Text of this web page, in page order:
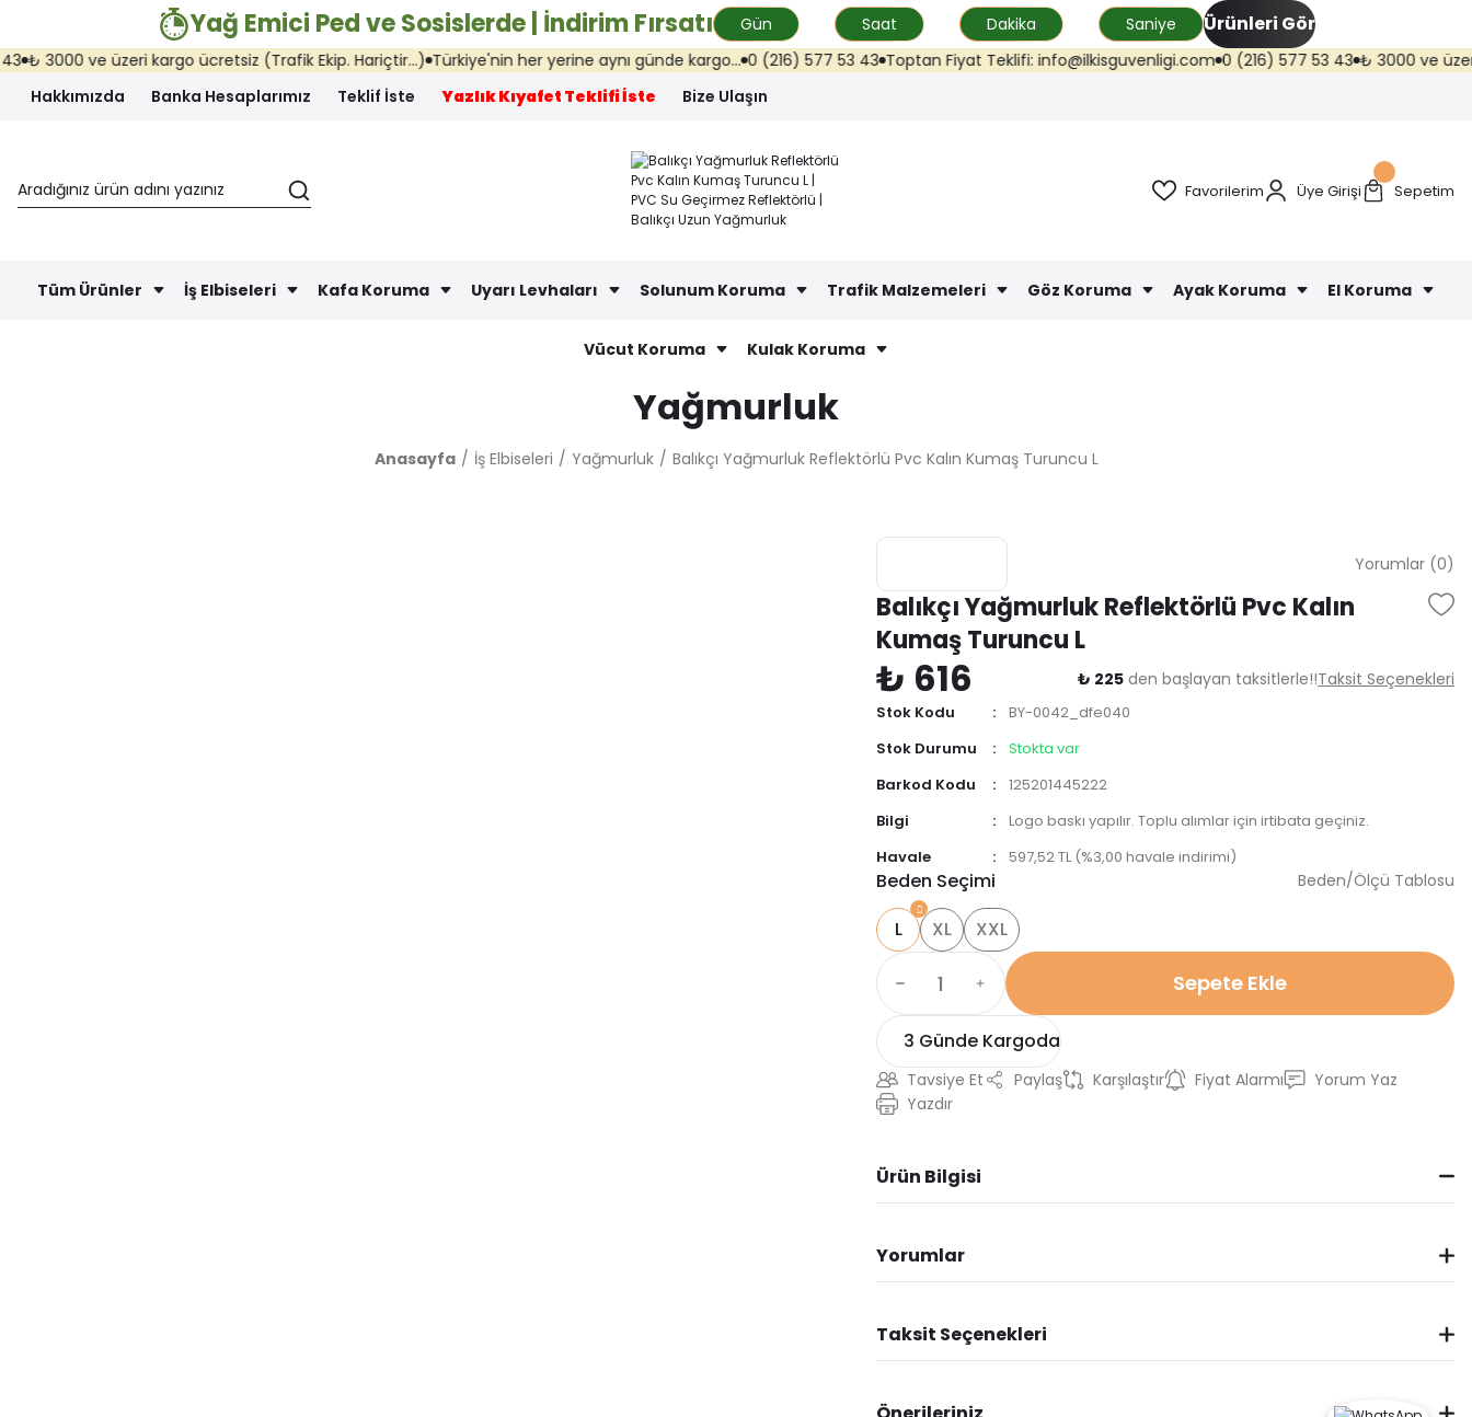
Yağ Emici Ped ve Sosislerde | İndirim Fırsatı Gün Saat Dakika Saniye Ürünleri Gör
ve üzeri kargo ücretsiz (Trafik Ekip. Hariçtir...) Türkiye'nin her yerine aynı günde kargo... 0 (216) 577 53 43 Toptan Fiyat Teklifi: info@ilkisguvenligi.com 0 (216) 577 53 43 ₺ 3000 ve üzeri
Hakkımızda
Banka Hesaplarımız Teklif İste Yazlık Kıyafet Teklifi İste Bize Ulaşın
Favorilerim Üye Girişi Sepetim
Tüm Ürünler İş Elbiseleri Kafa Koruma Uyarı Levhaları Solunum Koruma Trafik Malzemeleri Göz Koruma Ayak Koruma El Koruma
Vücut Koruma Kulak Koruma
Yağmurluk
Anasayfa İş Elbiseleri Yağmurluk Balıkçı Yağmurluk Reflektörlü Pvc Kalın Kumaş Turuncu L
Yorumlar (0)
Balıkçı Yağmurluk Reflektörlü Pvc Kalın
Kumaş Turuncu L
₺ 616 ₺ 225 den başlayan taksitlerle!!Taksit Seçenekleri
Stok Kodu
BY-0042_dfe040
Stok Durumu
Stokta var
Barkod Kodu
125201445222
Bilgi
Logo baskı yapılır. Toplu alımlar için irtibata geçiniz.
Havale
597,52 TL (%3,00 havale indirimi)
Beden Seçimi
L
XL XXL
Beden/Ölçü Tablosu
Sepete Ekle
3 Günde Kargoda
Tavsiye Et Paylaş Karşılaştır Fiyat Alarmı
Yorum Yaz
Yazdır
Ürün Bilgisi
Yorumlar
Taksit Seçenekleri